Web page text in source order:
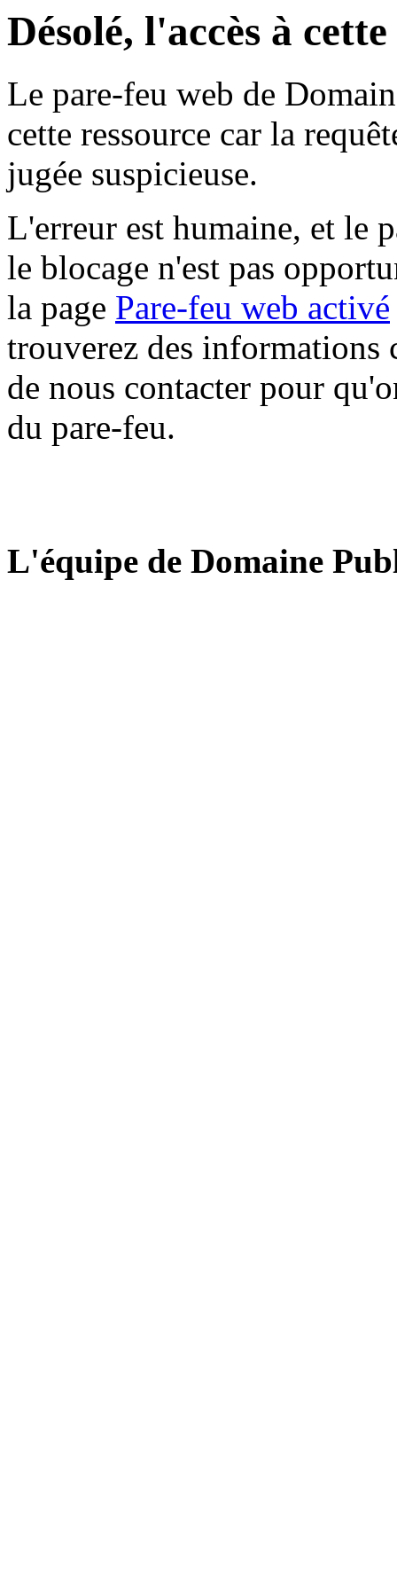
Désolé, l'accès à
Le pare-feu web de
cette ressource car la
jugée suspicieuse.
L'erreur est humaine, et le
le blocage n'est pas
la page Pare-feu web activé
trouverez des informations
de nous contacter pour
du pare-feu.
L'équipe de Domaine